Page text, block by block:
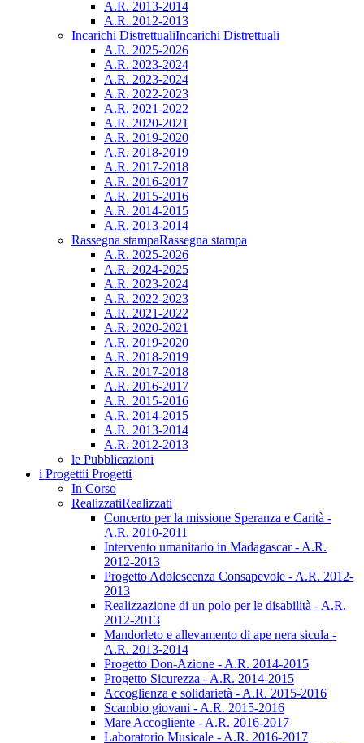
A.R. 2013-2014
A.R. 2012-2013
Incarichi DistrettualiIncarichi Distrettuali
A.R. 2025-2026
A.R. 2023-2024
A.R. 2023-2024
A.R. 2022-2023
A.R. 2021-2022
A.R. 2020-2021
A.R. 2019-2020
A.R. 2018-2019
A.R. 2017-2018
A.R. 2016-2017
A.R. 2015-2016
A.R. 2014-2015
A.R. 2013-2014
Rassegna stampaRassegna stampa
A.R. 2025-2026
A.R. 2024-2025
A.R. 2023-2024
A.R. 2022-2023
A.R. 2021-2022
A.R. 2020-2021
A.R. 2019-2020
A.R. 2018-2019
A.R. 2017-2018
A.R. 2016-2017
A.R. 2015-2016
A.R. 2014-2015
A.R. 2013-2014
A.R. 2012-2013
le Pubblicazioni
i Progettii Progetti
In Corso
RealizzatiRealizzati
Concerto per la missione Speranza e Carità -
A.R. 2010-2011
Intervento umanitario in Madagascar - A.R.
2012-2013
Progetto Adolescenza Consapevole - A.R. 2012-
2013
Realizzazione di un polo per le disabilità - A.R.
2012-2013
Mandorleto e allevamento di ape nera sicula -
A.R. 2013-2014
Progetto Don-Azione - A.R. 2014-2015
Progetto Sicurezza - A.R. 2014-2015
Accoglienza e solidarietà - A.R. 2015-2016
Scambio giovani - A.R. 2015-2016
Mare Accogliente - A.R. 2016-2017
Laboratorio Musicale - A.R. 2016-2017